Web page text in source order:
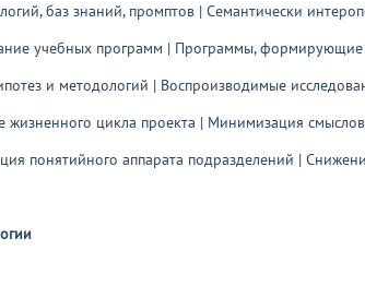
баз знаний, промптов | Семантически
учебных программ | Программы,
и методологий | Воспроизводимые
жизненного цикла проекта | Минимизация
понятийного аппарата подразделений |